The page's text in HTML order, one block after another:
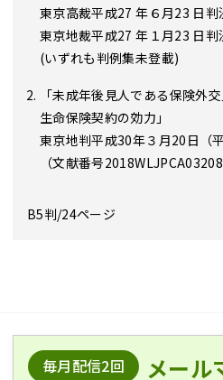
東京高裁平成27 年６月23 日
東京地裁平成27 年１月23 日
(いずれも判例集未登載)
「未成年後見人である保険外
生命保険契約の効力」
東京地判平成30年３月20日（
（文献番号
B5判/24ページ
毎月配信2回 メール